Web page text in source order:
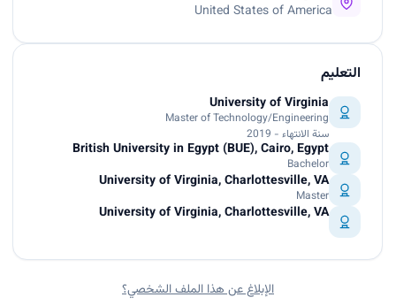
United States of America
التعليم
University of Virginia
Master of Technology/Engineering
سنة الانتهاء - 2019
British University in Egypt (BUE), Cairo, Egypt
Bachelor
University of Virginia, Charlottesville, VA
Master
University of Virginia, Charlottesville, VA
الإبلاغ عن هذا الملف الشخصي؟